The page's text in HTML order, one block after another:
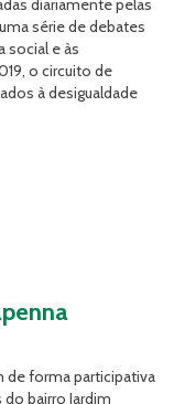
diariamente pelas
série de debates
social e às
o circuito de
à desigualdade
de forma participativa
bairro Jardim